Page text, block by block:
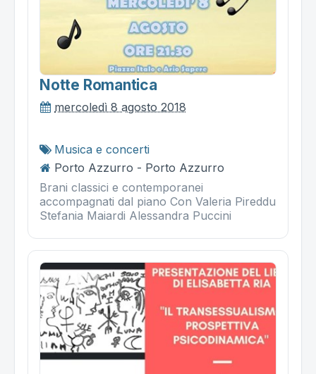
Notte Romantica
mercoledì 8 agosto 2018
Musica e concerti
Porto Azzurro - Porto Azzurro
Brani classici e contemporanei
accompagnati dal piano Con Valeria Pireddu
Stefania Maiardi Alessandra Puccini